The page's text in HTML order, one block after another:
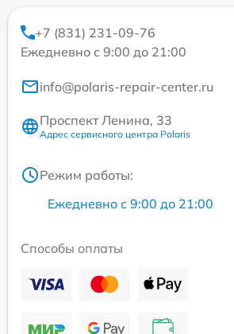
+7 (831) 231-09-76
Ежедневно с 9:00 до 21:00
info@polaris-repair-center.ru
Проспект Ленина, 33
Адрес сервисного центра Polaris
Режим работы:
Ежедневно с 9:00 до 21:00
Способы оплаты